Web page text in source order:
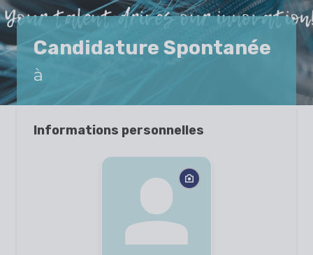
Candidature Spontanée
à
Informations personnelles